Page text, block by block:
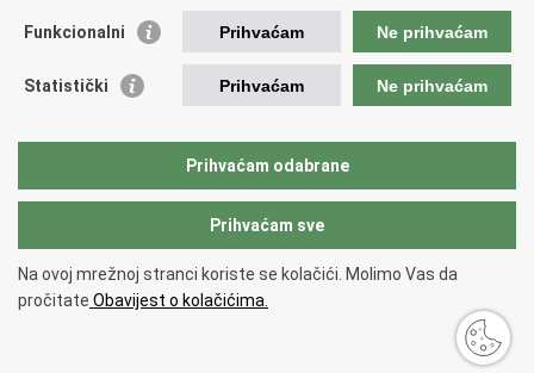
Agencija za pravni promet i posredovanje nekretninama
Fond za zaštitu okoliša i energetsku učinkovitost
Državne nekretnine d.o.o.
Copyright © 2026 Ministarstvo prostornoga uređenja, graditeljstva i
državne imovine.
Uvjeti korištenja.Izjava o pristupačnosti
Funkcionalni Prihvaćam Ne prihvaćam
Statistički Prihvaćam Ne prihvaćam
Prihvaćam odabrane
Prihvaćam sve
Na ovoj mrežnoj stranci koriste se kolačići. Molimo Vas da
pročitate Obavijest o kolačićima.